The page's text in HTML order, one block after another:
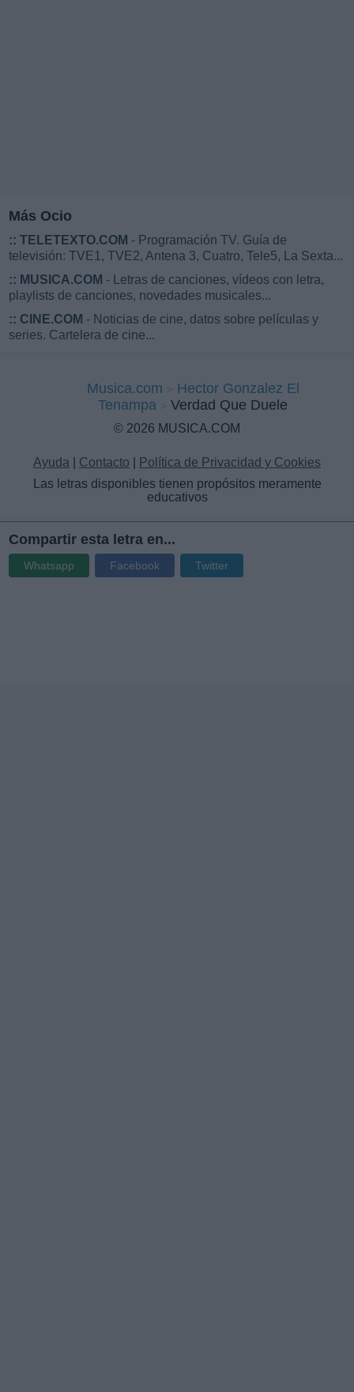
Más Ocio
:: TELETEXTO.COM - Programación TV. Guía de
televisión: TVE1, TVE2, Antena 3, Cuatro, Tele5, La Sexta...
:: MUSICA.COM - Letras de canciones, vídeos con letra,
playlists de canciones, novedades musicales...
:: CINE.COM - Noticias de cine, datos sobre películas y
series. Cartelera de cine...
Musica.com
Hector Gonzalez El
Tenampa
Verdad Que Duele
© 2026 MUSICA.COM
Ayuda Contacto
Política de Privacidad y Cookies
Las letras disponibles tienen propósitos meramente
educativos
Compartir esta letra en...
Whatsapp Facebook Twitter